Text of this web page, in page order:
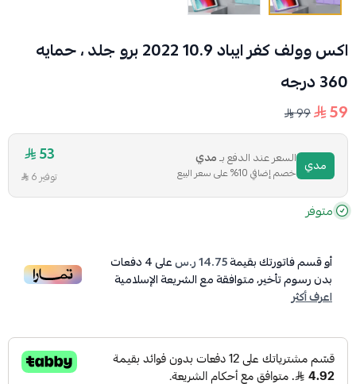
اكس وولف كفر ايباد 10.9 2022 برو جلد ، حمايه
360 درجه
59
99
مدي السعر عند الدفع بـمدي
خصم إضافي 10% على سعر البيع
53
توفير 6
متوفر
أو قسم فاتورتك بقيمة14.75 ر.س على4دفعات
بدون رسوم تأخير، متوافقة مع الشريعة الإسلامية
اعرف أكثر